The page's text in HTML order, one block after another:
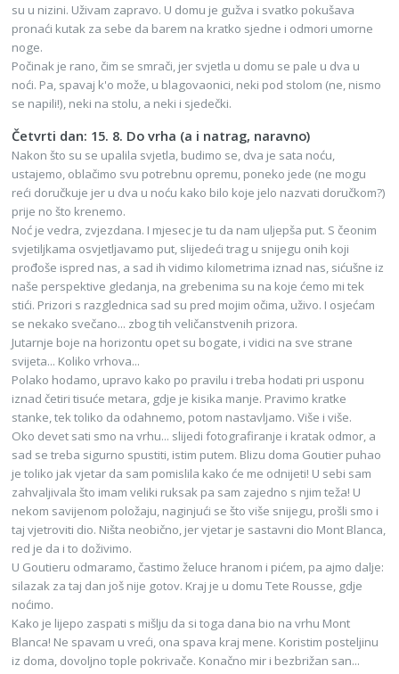
su u nizini. Uživam zapravo. U domu je gužva i svatko pokušava
pronaći kutak za sebe da barem na kratko sjedne i odmori umorne
noge.
Počinak je rano, čim se smrači, jer svjetla u domu se pale u dva u
noći. Pa, spavaj k'o može, u blagovaonici, neki pod stolom (ne, nismo
se napili!), neki na stolu, a neki i sjedečki.
Četvrti dan: 15. 8. Do vrha (a i natrag, naravno)
Nakon što su se upalila svjetla, budimo se, dva je sata noću,
ustajemo, oblačimo svu potrebnu opremu, poneko jede (ne mogu
reći doručkuje jer u dva u noću kako bilo koje jelo nazvati doručkom?)
prije no što krenemo.
Noć je vedra, zvjezdana. I mjesec je tu da nam uljepša put. S čeonim
svjetiljkama osvjetljavamo put, slijedeći trag u snijegu onih koji
prođoše ispred nas, a sad ih vidimo kilometrima iznad nas, sićušne iz
naše perspektive gledanja, na grebenima su na koje ćemo mi tek
stići. Prizori s razglednica sad su pred mojim očima, uživo. I osjećam
se nekako svečano... zbog tih veličanstvenih prizora.
Jutarnje boje na horizontu opet su bogate, i vidici na sve strane
svijeta... Koliko vrhova...
Polako hodamo, upravo kako po pravilu i treba hodati pri usponu
iznad četiri tisuće metara, gdje je kisika manje. Pravimo kratke
stanke, tek toliko da odahnemo, potom nastavljamo. Više i više.
Oko devet sati smo na vrhu... slijedi fotografiranje i kratak odmor, a
sad se treba sigurno spustiti, istim putem. Blizu doma Goutier puhao
je toliko jak vjetar da sam pomislila kako će me odnijeti! U sebi sam
zahvaljivala što imam veliki ruksak pa sam zajedno s njim teža! U
nekom savijenom položaju, naginjući se što više snijegu, prošli smo i
taj vjetroviti dio. Ništa neobično, jer vjetar je sastavni dio Mont Blanca,
red je da i to doživimo.
U Goutieru odmaramo, častimo želuce hranom i pićem, pa ajmo dalje:
silazak za taj dan još nije gotov. Kraj je u domu Tete Rousse, gdje
noćimo.
Kako je lijepo zaspati s mišlju da si toga dana bio na vrhu Mont
Blanca! Ne spavam u vreći, ona spava kraj mene. Koristim posteljinu
iz doma, dovoljno tople pokrivače. Konačno mir i bezbrižan san...